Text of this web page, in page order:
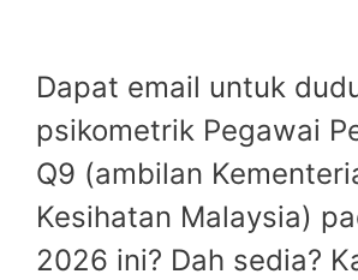
Dapat email untuk
psikometrik Pegawai
Q9 (ambilan
Kesihatan Malaysia)
2026 ini? Dah sedia?